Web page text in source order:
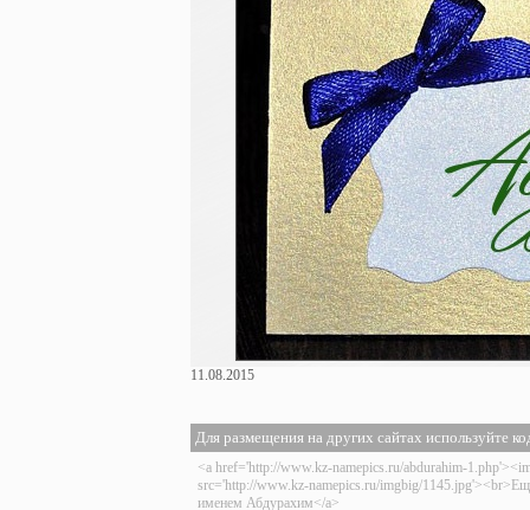
11.08.2015
Для размещения на других сайтах используйте
<a href='http://www.kz-namepics.ru/abdurahim-
src='http://www.kz-namepics.ru/imgbig/
именем Абдурахим</a>